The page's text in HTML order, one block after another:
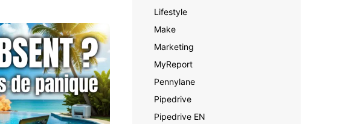
Lifestyle
Make
Marketing
MyReport
Pennylane
Pipedrive
Pipedrive EN